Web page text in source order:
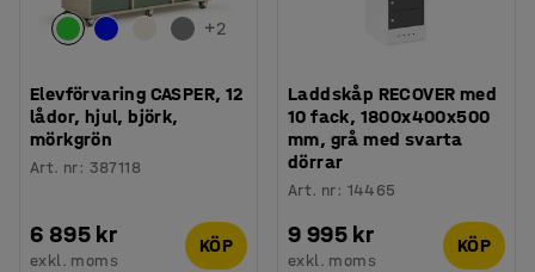
+2
Elevförvaring CASPER, 12
lådor, hjul, björk,
mörkgrön
Art. nr: 387118
6 895 kr
exkl. moms
KÖP
Laddskåp RECOVER med
10 fack, 1800x400x500
mm, grå med svarta
dörrar
Art. nr: 14465
9 995 kr
exkl. moms
KÖP